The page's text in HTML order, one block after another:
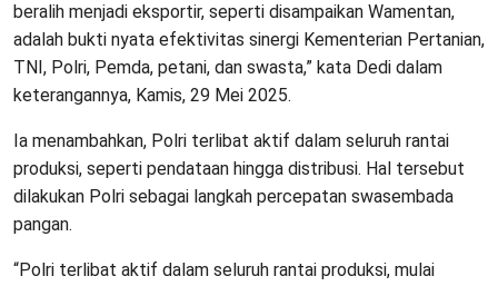
beralih menjadi eksportir, seperti disampaikan Wamentan,
adalah bukti nyata efektivitas sinergi Kementerian Pertanian,
TNI, Polri, Pemda, petani, dan swasta,” kata Dedi dalam
keterangannya, Kamis, 29 Mei 2025.
Ia menambahkan, Polri terlibat aktif dalam seluruh rantai
produksi, seperti pendataan hingga distribusi. Hal tersebut
dilakukan Polri sebagai langkah percepatan swasembada
pangan.
“Polri terlibat aktif dalam seluruh rantai produksi, mulai